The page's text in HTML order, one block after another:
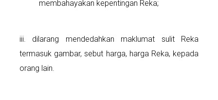
membahayakan kepentingan Reka;
iii. dilarang mendedahkan maklumat sulit Reka
termasuk gambar, sebut harga, harga Reka, kepada
orang lain.